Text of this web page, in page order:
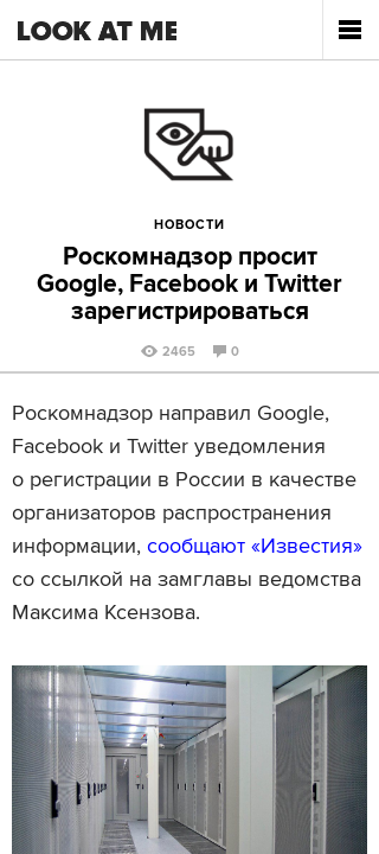
НОВОСТИ
Роскомнадзор просит
Google, Facebook и Twitter
зарегистрироваться
2465 0
Роскомнадзор направил Google,
Facebook и Twitter уведомления
о регистрации в России в качестве
организаторов распространения
информации, сообщают «Известия»
со ссылкой на замглавы ведомства
Максима Ксензова.